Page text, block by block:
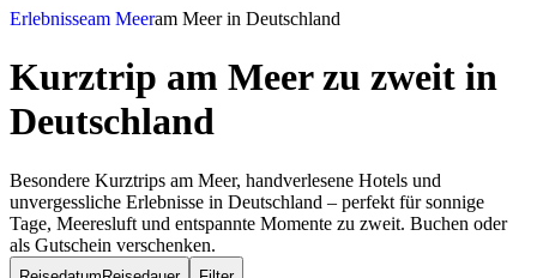
Erlebnisseam Meeram Meer in Deutschland
Kurztrip am Meer zu zweit in
Deutschland
Besondere Kurztrips am Meer, handverlesene Hotels und
unvergessliche Erlebnisse in Deutschland – perfekt für sonnige
Tage, Meeresluft und entspannte Momente zu zweit. Buchen oder
als Gutschein verschenken.